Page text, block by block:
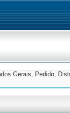
Gerais, Pedido,